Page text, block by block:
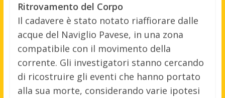
Ritrovamento del Corpo
Il cadavere è stato notato riaffiorare dalle
acque del Naviglio Pavese, in una zona
compatibile con il movimento della
corrente. Gli investigatori stanno cercando
di ricostruire gli eventi che hanno portato
alla sua morte, considerando varie ipotesi